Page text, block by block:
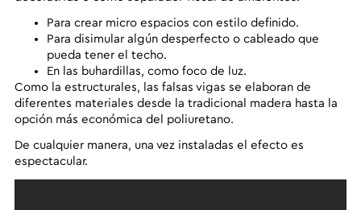
Para crear micro espacios con estilo definido.
Para disimular algún desperfecto o cableado que
pueda tener el techo.
En las buhardillas, como foco de luz.
Como la estructurales, las falsas vigas se elaboran de
diferentes materiales desde la tradicional madera hasta la
opción más económica del poliuretano.
De cualquier manera, una vez instaladas el efecto es
espectacular.